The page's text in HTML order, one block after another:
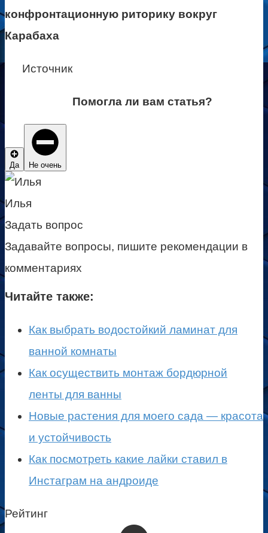
конфронтационную риторику вокруг
Карабаха
Источник
Помогла ли вам статья?
Да Не очень
Илья
Задать вопрос
Задавайте вопросы, пишите рекомендации в
комментариях
Читайте также:
Как выбрать водостойкий ламинат для
ванной комнаты
Как осуществить монтаж бордюрной
ленты для ванны
Новые растения для моего сада — красота
и устойчивость
Как посмотреть какие лайки ставил в
Инстаграм на андроиде
Рейтинг